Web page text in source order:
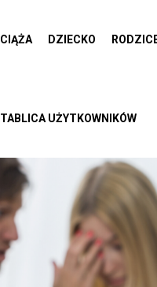
CIĄŻA DZIECKO
TABLICA UŻYTKOWNIKÓW